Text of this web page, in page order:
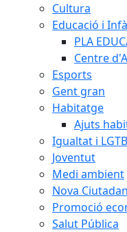
Cultura
Educació i
PLA
Centre
Esports
Gent gran
Habitatge
Ajuts
Igualtat i
Joventut
Medi ambient
Nova
Promoció
Salut Pública